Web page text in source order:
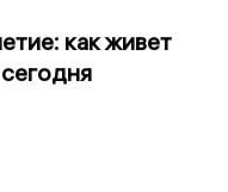
как живет